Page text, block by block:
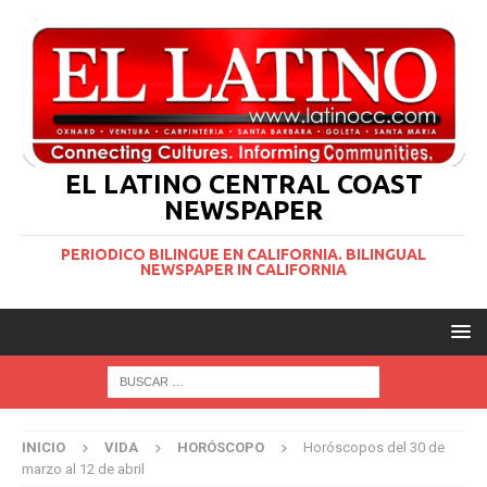
EL LATINO CENTRAL COAST
NEWSPAPER
PERIODICO BILINGUE EN CALIFORNIA. BILINGUAL
NEWSPAPER IN CALIFORNIA
INICIO VIDA HORÓSCOPO
Horóscopos del 30 de
marzo al 12 de abril